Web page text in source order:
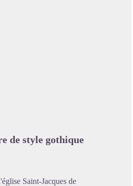
de style gothique
Saint-Jacques de